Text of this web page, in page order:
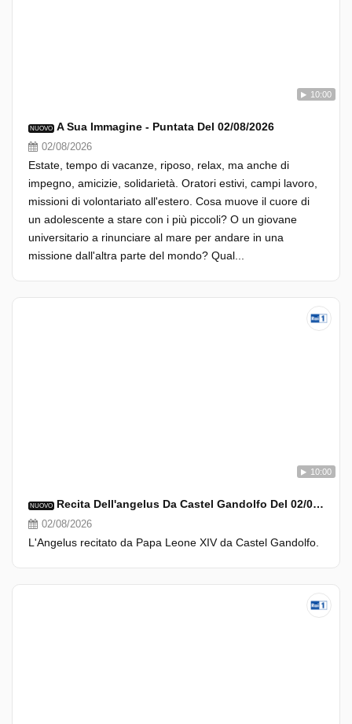
10:00
NUOVO A Sua Immagine - Puntata Del 02/08/2026
02/08/2026
Estate, tempo di vacanze, riposo, relax, ma anche di
impegno, amicizie, solidarietà. Oratori estivi, campi lavoro,
missioni di volontariato all'estero. Cosa muove il cuore di
un adolescente a stare con i più piccoli? O un giovane
universitario a rinunciare al mare per andare in una
missione dall'altra parte del mondo? Qual...
10:00
NUOVO Recita Dell'angelus Da Castel Gandolfo Del 02/08/2026
02/08/2026
L'Angelus recitato da Papa Leone XIV da Castel Gandolfo.